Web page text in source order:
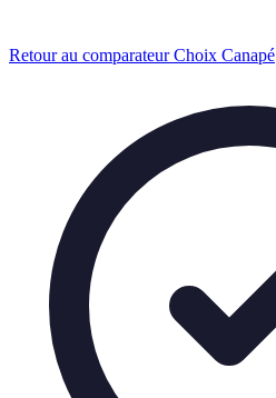
Retour au comparateur Choix Canapé